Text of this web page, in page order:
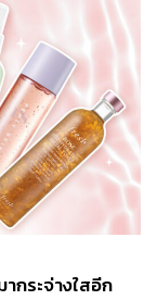
กระจ่างใสอีก